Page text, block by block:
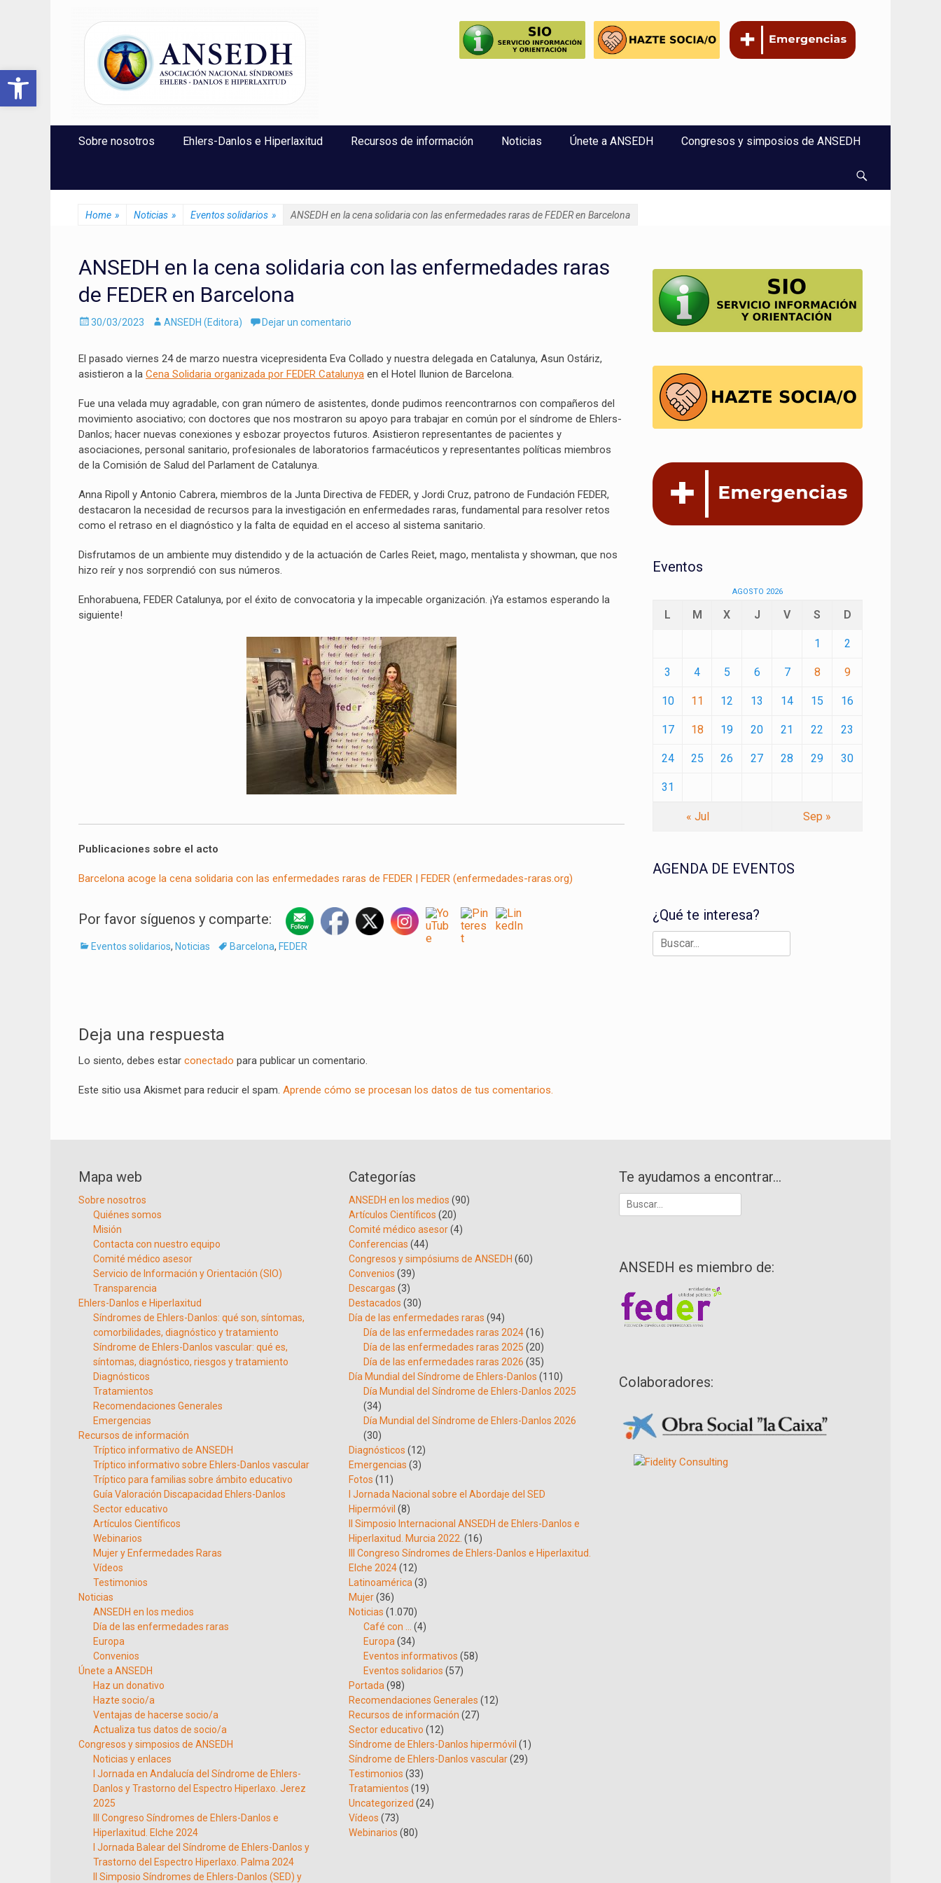
Abrir barra de herramientas
ANSEDH
Menú Principal
Sobre nosotros Ehlers-Danlos e Hiperlaxitud Recursos de información Noticias Únete a ANSEDH Congresos y simposios de ANSEDH
Home » Noticias » Eventos solidarios » ANSEDH en la cena solidaria con las enfermedades raras de FEDER en Barcelona
ANSEDH en la cena solidaria con las enfermedades raras
de FEDER en Barcelona
Enviado
30/03/2023 AutorANSEDH (Editora) Dejar un comentario
El pasado viernes 24 de marzo nuestra vicepresidenta Eva Collado y nuestra delegada en Catalunya, Asun Ostáriz,
asistieron a la Cena Solidaria organizada por FEDER Catalunya en el Hotel Ilunion de Barcelona.
Fue una velada muy agradable, con gran número de asistentes, donde pudimos reencontrarnos con compañeros del
movimiento asociativo; con doctores que nos mostraron su apoyo para trabajar en común por el síndrome de Ehlers-
Danlos; hacer nuevas conexiones y esbozar proyectos futuros. Asistieron representantes de pacientes y
asociaciones, personal sanitario, profesionales de laboratorios farmacéuticos y representantes políticas miembros
de la Comisión de Salud del Parlament de Catalunya.
Anna Ripoll y Antonio Cabrera, miembros de la Junta Directiva de FEDER, y Jordi Cruz, patrono de Fundación FEDER,
destacaron la necesidad de recursos para la investigación en enfermedades raras, fundamental para resolver retos
como el retraso en el diagnóstico y la falta de equidad en el acceso al sistema sanitario.
Disfrutamos de un ambiente muy distendido y de la actuación de Carles Reiet, mago, mentalista y showman, que nos
hizo reír y nos sorprendió con sus números.
Enhorabuena, FEDER Catalunya, por el éxito de convocatoria y la impecable organización. ¡Ya estamos esperando la
siguiente!
Publicaciones sobre el acto
Barcelona acoge la cena solidaria con las enfermedades raras de FEDER | FEDER (enfermedades-raras.org)
Por favor síguenos y comparte:
Categorías
Eventos solidarios, Noticias TagsBarcelona, FEDER
de
entradas
Deja una respuesta
Lo siento, debes estar conectado para publicar un comentario.
Este sitio usa Akismet para reducir el spam. Aprende cómo se procesan los datos de tus comentarios.
Eventos
AGOSTO 2026
L M X J V S D
1 2
3 4 5 6 7 8 9
10 11 12 13 14 15 16
17 18 19 20 21 22 23
24 25 26 27 28 29 30
31
« Jul Sep »
AGENDA DE EVENTOS
¿Qué te interesa?
Buscar:
Mapa web
Sobre nosotros
Quiénes somos
Misión
Contacta con nuestro equipo
Comité médico asesor
Servicio de Información y Orientación (SIO)
Transparencia
Ehlers-Danlos e Hiperlaxitud
Síndromes de Ehlers-Danlos: qué son, síntomas,
comorbilidades, diagnóstico y tratamiento
Síndrome de Ehlers-Danlos vascular: qué es,
síntomas, diagnóstico, riesgos y tratamiento
Diagnósticos
Tratamientos
Recomendaciones Generales
Emergencias
Recursos de información
Tríptico informativo de ANSEDH
Tríptico informativo sobre Ehlers-Danlos vascular
Tríptico para familias sobre ámbito educativo
Guía Valoración Discapacidad Ehlers-Danlos
Sector educativo
Artículos Científicos
Webinarios
Mujer y Enfermedades Raras
Vídeos
Testimonios
Noticias
ANSEDH en los medios
Día de las enfermedades raras
Europa
Convenios
Únete a ANSEDH
Haz un donativo
Hazte socio/a
Ventajas de hacerse socio/a
Actualiza tus datos de socio/a
Congresos y simposios de ANSEDH
Noticias y enlaces
I Jornada en Andalucía del Síndrome de Ehlers-
Danlos y Trastorno del Espectro Hiperlaxo. Jerez
2025
III Congreso Síndromes de Ehlers-Danlos e
Hiperlaxitud. Elche 2024
I Jornada Balear del Síndrome de Ehlers-Danlos y
Trastorno del Espectro Hiperlaxo. Palma 2024
II Simposio Síndromes de Ehlers-Danlos (SED) y
Categorías
ANSEDH en los medios (90)
Artículos Científicos (20)
Comité médico asesor(4)
Conferencias (44)
Congresos y simpósiums de ANSEDH (60)
Convenios (39)
Descargas (3)
Destacados (30)
Día de las enfermedades raras (94)
Día de las enfermedades raras 2024(16)
Día de las enfermedades raras 2025 (20)
Día de las enfermedades raras 2026 (35)
Día Mundial del Síndrome de Ehlers-Danlos (110)
Día Mundial del Síndrome de Ehlers-Danlos 2025
(34)
Día Mundial del Síndrome de Ehlers-Danlos 2026
(30)
Diagnósticos (12)
Emergencias (3)
Fotos (11)
I Jornada Nacional sobre el Abordaje del SED
Hipermóvil (8)
II Simposio Internacional ANSEDH de Ehlers-Danlos e
Hiperlaxitud. Murcia 2022. (16)
III Congreso Síndromes de Ehlers-Danlos e Hiperlaxitud.
Elche 2024(12)
Latinoamérica (3)
Mujer(36)
Noticias (1.070)
Café con …
(4)
Europa (34)
Eventos informativos (58)
Eventos solidarios (57)
Portada (98)
Recomendaciones Generales (12)
Recursos de información (27)
Sector educativo (12)
Síndrome de Ehlers-Danlos hipermóvil (1)
Síndrome de Ehlers-Danlos vascular(29)
Testimonios (33)
Tratamientos (19)
Uncategorized (24)
Vídeos (73)
Webinarios (80)
Te ayudamos a encontrar…
Buscar:
ANSEDH es miembro de:
Colaboradores: